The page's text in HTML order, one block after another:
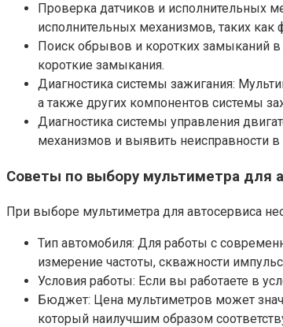
Проверка датчиков и исполнительных
исполнительных механизмов, таких как
Поиск обрывов и коротких замыканий
короткие замыкания.
Диагностика системы зажигания:
а также других компонентов системы
Диагностика системы управления
механизмов и выявить неисправности
Советы по выбору мультиметра для
При выборе мультиметра для автосервиса
Тип автомобиля: Для работы с
измерение частоты, скважности
Условия работы: Если вы работаете в
Бюджет: Цена мультиметров может
который наилучшим образом